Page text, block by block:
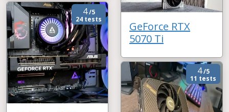
4/5
24 tests
GeForce RTX
5070 Ti
4/5
11 tests